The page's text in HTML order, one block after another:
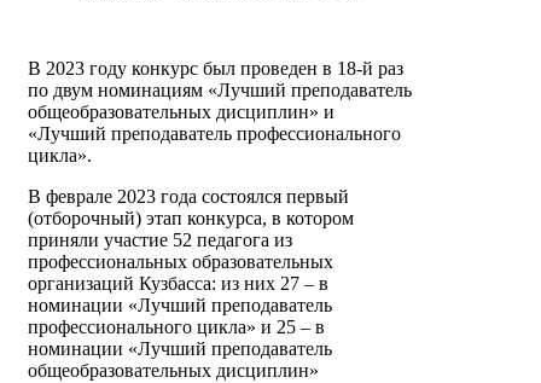
В 2023 году конкурс был проведен в 18-й раз
по двум номинациям «Лучший преподаватель
общеобразовательных дисциплин» и
«Лучший преподаватель профессионального
цикла».
В феврале 2023 года состоялся первый
(отборочный) этап конкурса, в котором
приняли участие 52 педагога из
профессиональных образовательных
организаций Кузбасса: из них 27 – в
номинации «Лучший преподаватель
профессионального цикла» и 25 – в
номинации «Лучший преподаватель
общеобразовательных дисциплин»